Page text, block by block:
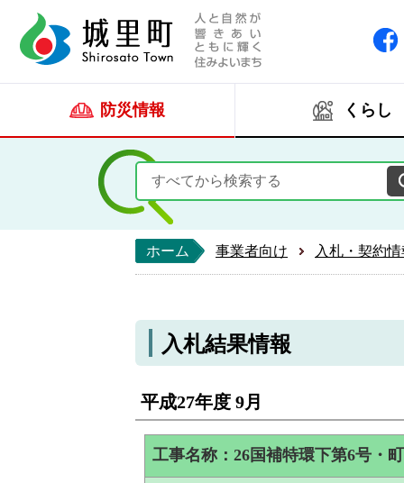
防災情報 くらし
ホーム 事業者向け 入札・契約
入札結果情報
平成27年度 9月
工事名称：26国補特環下第6号・